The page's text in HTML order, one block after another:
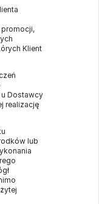
Klient
Dostawcy
realizację
lub